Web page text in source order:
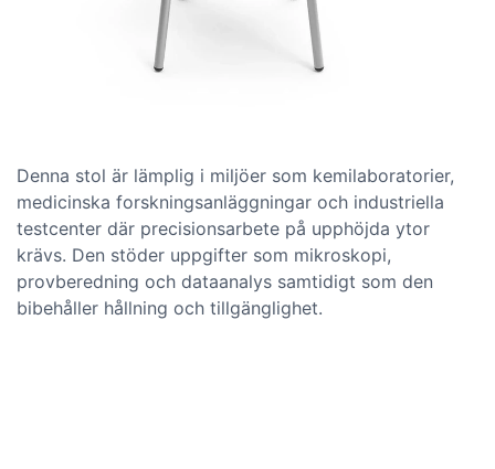
Denna stol är lämplig i miljöer som kemilaboratorier,
medicinska forskningsanläggningar och industriella
testcenter där precisionsarbete på upphöjda ytor
krävs. Den stöder uppgifter som mikroskopi,
provberedning och dataanalys samtidigt som den
bibehåller hållning och tillgänglighet.